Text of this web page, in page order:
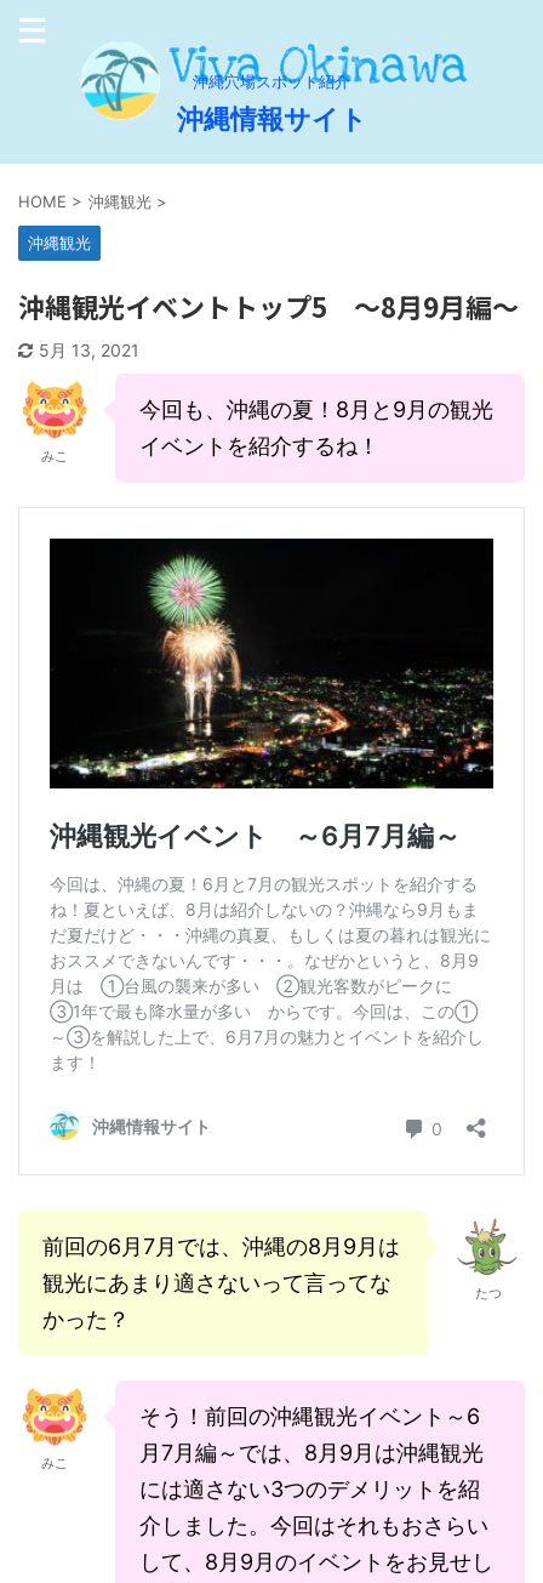
沖縄穴場スポット紹介
沖縄情報サイト
HOME > 沖縄観光 >
沖縄観光
沖縄観光イベントトップ5 ～8月9月編～
5月 13, 2021
みこ
今回も、沖縄の夏！8月と9月の観光
イベントを紹介するね！
前回の6月7月では、沖縄の8月9月は
観光にあまり適さないって言ってな
かった？
たつ
みこ
そう！前回の沖縄観光イベント～6
月7月編～では、8月9月は沖縄観光
には適さない3つのデメリットを紹
介しました。今回はそれもおさらい
して、8月9月のイベントをお見せし